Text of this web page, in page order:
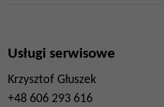
Usługi serwisowe
Krzysztof Głuszek
+48 606 293 616